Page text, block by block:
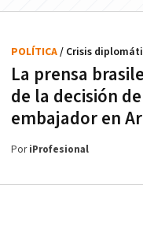
La prensa
de la decisión
embajador en
POLÍTICA/ Crisis
PoriProfesional